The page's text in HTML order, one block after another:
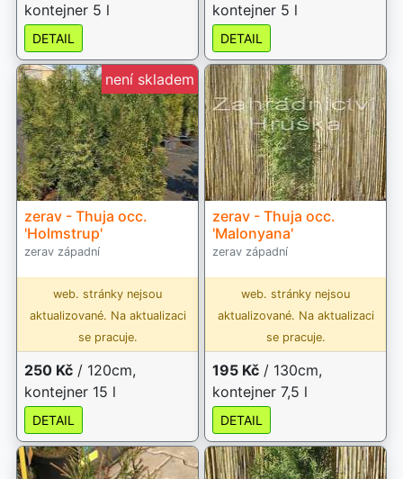
kontejner 5 l
DETAIL
kontejner 5 l
DETAIL
není skladem
zerav - Thuja occ.
'Holmstrup'
zerav západní
web. stránky nejsou
aktualizované. Na aktualizaci
se pracuje.
250 Kč / 120cm,
kontejner 15 l
DETAIL
zerav - Thuja occ.
'Malonyana'
zerav západní
web. stránky nejsou
aktualizované. Na aktualizaci
se pracuje.
195 Kč / 130cm,
kontejner 7,5 l
DETAIL